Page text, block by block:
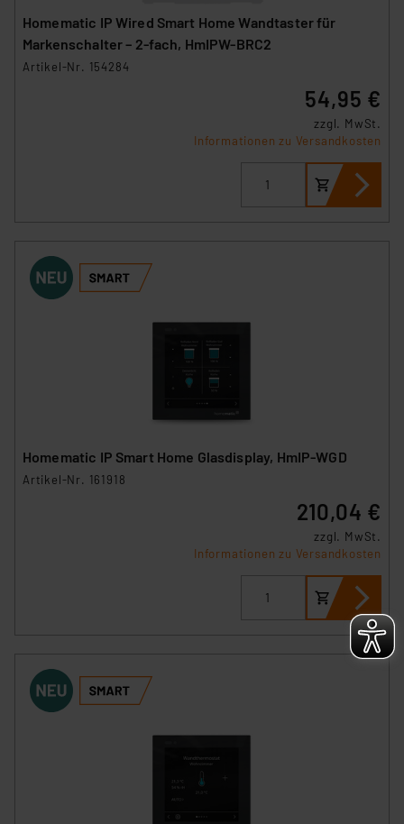
Homematic IP Wired Smart Home Wandtaster für
Markenschalter – 2-fach, HmIPW-BRC2
Artikel-Nr. 154284
54,95 €
zzgl. MwSt.
Informationen zu Versandkosten
Homematic IP Smart Home Glasdisplay, HmIP-WGD
Artikel-Nr. 161918
210,04 €
zzgl. MwSt.
Informationen zu Versandkosten